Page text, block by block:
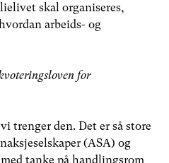
skal organiseres,
arbeids- og
for
trenger den. Det er så store
(ASA) og
tanke på handlingsrom